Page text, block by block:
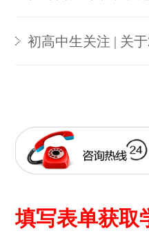
初高中生关注 | 关
填写表单获取